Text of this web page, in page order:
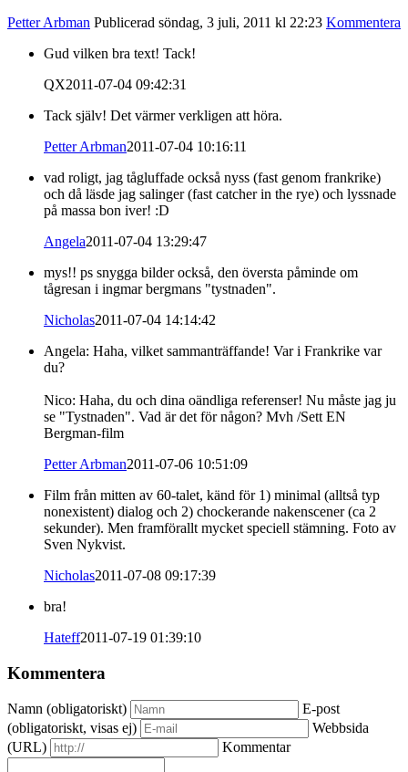
Petter Arbman Publicerad söndag, 3 juli, 2011 kl 22:23 Kommentera
Gud vilken bra text! Tack!
QX2011-07-04 09:42:31
Tack själv! Det värmer verkligen att höra.
Petter Arbman2011-07-04 10:16:11
vad roligt, jag tågluffade också nyss (fast genom frankrike)
och då läsde jag salinger (fast catcher in the rye) och lyssnade
på massa bon iver! :D
Angela2011-07-04 13:29:47
mys!! ps snygga bilder också, den översta påminde om
tågresan i ingmar bergmans "tystnaden".
Nicholas2011-07-04 14:14:42
Angela: Haha, vilket sammanträffande! Var i Frankrike var
du?
Nico: Haha, du och dina oändliga referenser! Nu måste jag ju
se "Tystnaden". Vad är det för någon? Mvh /Sett EN
Bergman-film
Petter Arbman2011-07-06 10:51:09
Film från mitten av 60-talet, känd för 1) minimal (alltså typ
nonexistent) dialog och 2) chockerande nakenscener (ca 2
sekunder). Men framförallt mycket speciell stämning. Foto av
Sven Nykvist.
Nicholas2011-07-08 09:17:39
bra!
Hateff2011-07-19 01:39:10
Kommentera
Namn (obligatoriskt)
E-post
(obligatoriskt, visas ej)
Webbsida
(URL)
Kommentar